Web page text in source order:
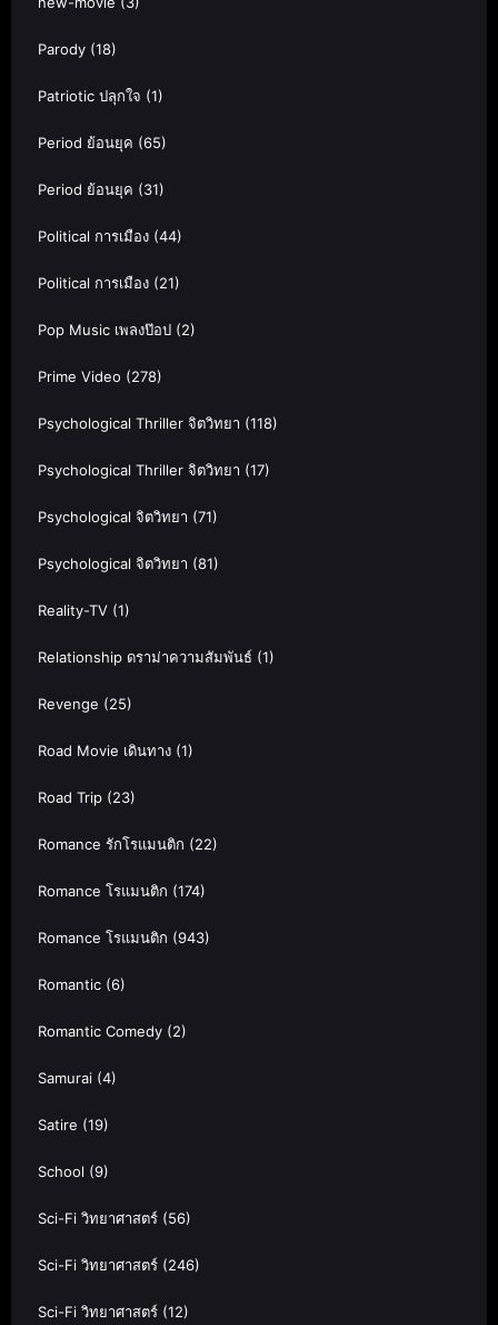
Parody (18)
Patriotic ปลุกใจ (1)
Period ย้อนยุค (65)
Period ย้อนยุค (31)
Political การเมือง (44)
Political การเมือง (21)
Pop Music เพลงป๊อป (2)
Prime Video (278)
Psychological Thriller จิตวิทยา (118)
Psychological Thriller จิตวิทยา (17)
Psychological จิตวิทยา (71)
Psychological จิตวิทยา (81)
Reality-TV (1)
Relationship ดราม่าความสัมพันธ์ (1)
Revenge (25)
Road Movie เดินทาง (1)
Road Trip (23)
Romance รักโรแมนติก (22)
Romance โรแมนติก (174)
Romance โรแมนติก (943)
Romantic (6)
Romantic Comedy (2)
Samurai (4)
Satire (19)
School (9)
Sci-Fi วิทยาศาสตร์ (56)
Sci-Fi วิทยาศาสตร์ (246)
Sci-Fi วิทยาศาสตร์ (12)